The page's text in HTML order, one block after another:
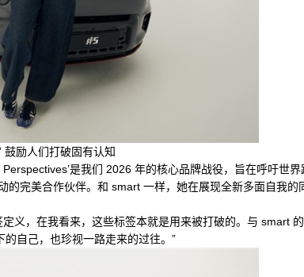
励人们打破固有认知
Perspectives’是我们 2026 年的核心品牌战役，旨在呼吁世界
的完美合作伙伴。和 smart 一样，她在展现全新多面自我的
义，在我看来，这些标签本就是用来被打破的。与 smart
自己，也珍视一路走来的过往。”